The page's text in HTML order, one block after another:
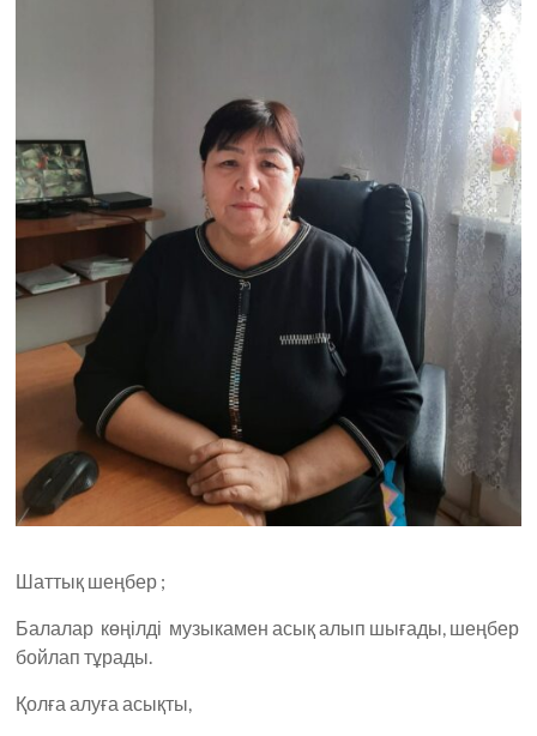
Шаттық шеңбер ;
Балалар көңілді музыкамен асық алып шығады, шеңбер
бойлап тұрады.
Қолға алуға асықты,